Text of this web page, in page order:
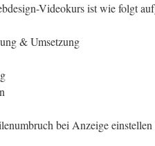
Videokurs ist wie folgt
& Umsetzung
bei Anzeige